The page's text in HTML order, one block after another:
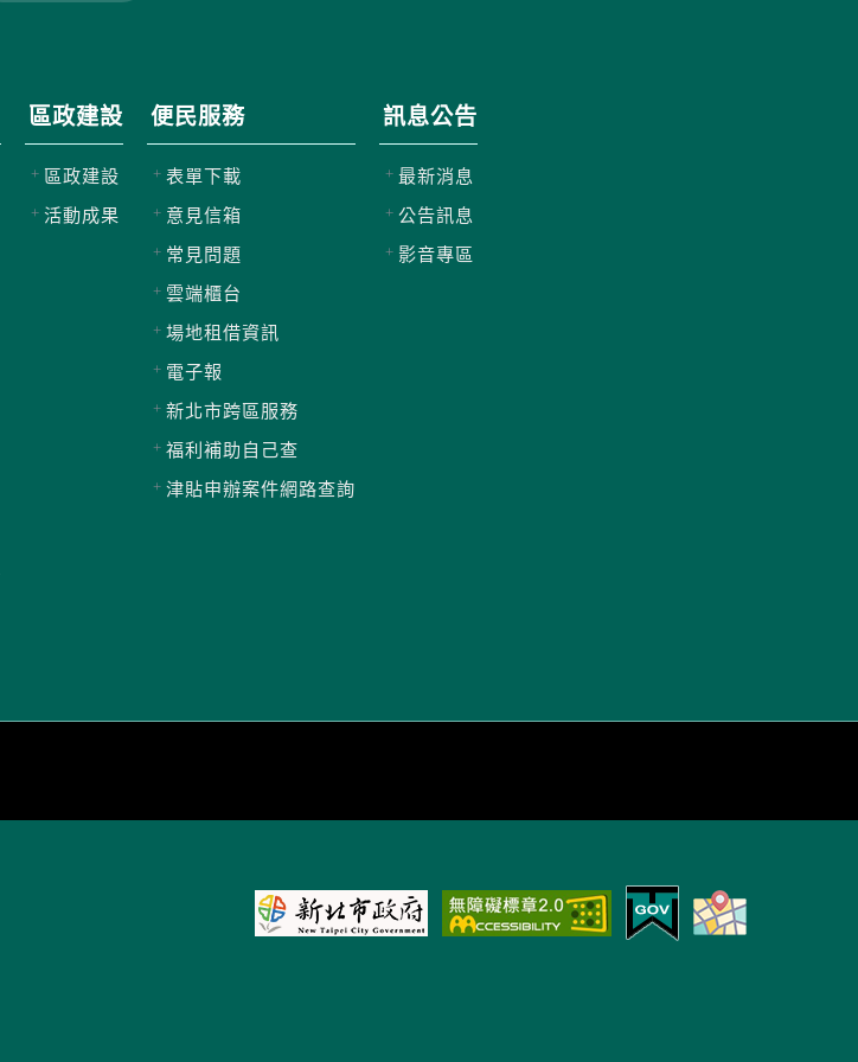
區政建設
區政建設
活動成果
便民服務
表單下載
意見信箱
常見問題
雲端櫃台
場地租借資訊
電子報
新北市跨區服務
福利補助自己查
津貼申辦案件網路查詢
訊息公告
最新消息
公告訊息
影音專區